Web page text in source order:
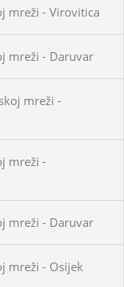
mreži - Virovitica
mreži - Daruvar
mreži -
mreži -
mreži - Daruvar
mreži - Osijek